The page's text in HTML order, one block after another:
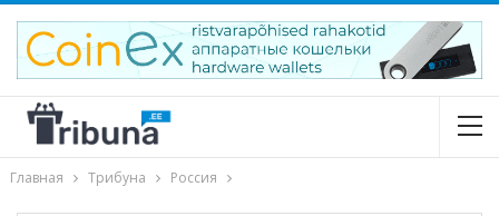
Главная Трибуна Россия